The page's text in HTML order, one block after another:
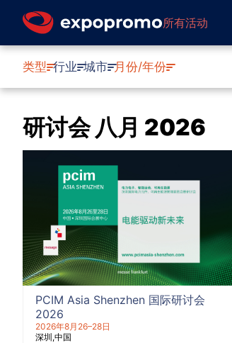
所有活动
类型 行业 城市 月份/年份
研讨会 八月 2026
PCIM Asia Shenzhen 国际研讨会
2026
2026年8月26–28日
深圳 中国